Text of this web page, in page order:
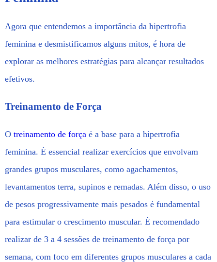
Agora que entendemos a importância da hipertrofia
feminina e desmistificamos alguns mitos, é hora de
explorar as melhores estratégias para alcançar resultados
efetivos.
Treinamento de Força
O treinamento de força é a base para a hipertrofia
feminina. É essencial realizar exercícios que envolvam
grandes grupos musculares, como agachamentos,
levantamentos terra, supinos e remadas. Além disso, o uso
de pesos progressivamente mais pesados é fundamental
para estimular o crescimento muscular. É recomendado
realizar de 3 a 4 sessões de treinamento de força por
semana, com foco em diferentes grupos musculares a cada